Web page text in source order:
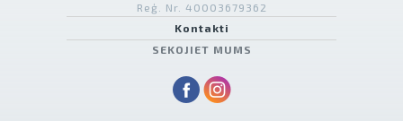
Reģ. Nr. 40003679362
Kontakti
SEKOJIET MUMS